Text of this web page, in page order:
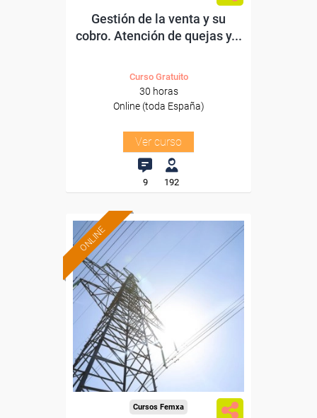
Gestión de la venta y su
cobro. Atención de quejas y...
Curso Gratuito
30 horas
Online (toda España)
Ver curso
9 192
ONLINE
subvencionada.
Para desempleados,
trabajadores y autónomos.
Sector
-Metal.
Cursos Femxa